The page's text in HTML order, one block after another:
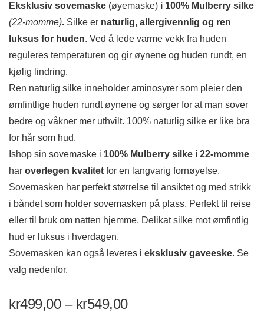
Eksklusiv sovemaske (øyemaske) i 100% Mulberry silke
(22-momme). Silke er naturlig, allergivennlig og ren
luksus for huden. Ved å lede varme vekk fra huden
reguleres temperaturen og gir øynene og huden rundt, en
kjølig lindring.
Ren naturlig silke inneholder aminosyrer som pleier den
ømfintlige huden rundt øynene og sørger for at man sover
bedre og våkner mer uthvilt. 100% naturlig silke er like bra
for hår som hud.
Ishop sin sovemaske i 100% Mulberry silke i 22-momme
har overlegen kvalitet for en langvarig fornøyelse.
Sovemasken har perfekt størrelse til ansiktet og med strikk
i båndet som holder sovemasken på plass. Perfekt til reise
eller til bruk om natten hjemme. Delikat silke mot ømfintlig
hud er luksus i hverdagen.
Sovemasken kan også leveres i eksklusiv gaveeske. Se
valg nedenfor.
kr499,00– kr549,00